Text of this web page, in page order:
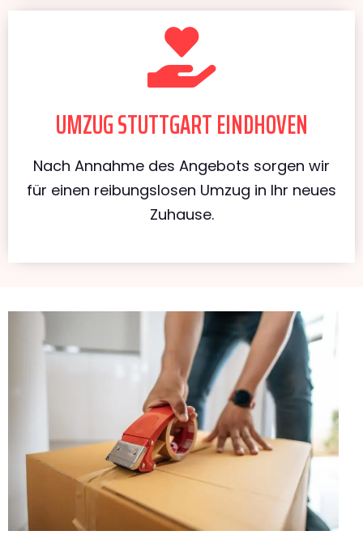
UMZUG STUTTGART EINDHOVEN
Nach Annahme des Angebots sorgen wir
für einen reibungslosen Umzug in Ihr neues
Zuhause.